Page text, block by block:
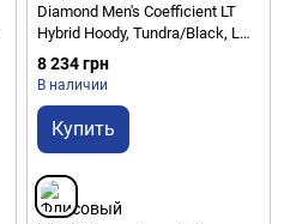
Diamond Men's Coefficient LT
Hybrid Hoody, Tundra/Black, L
(793661540908)
8 234 грн
В наличии
Купить